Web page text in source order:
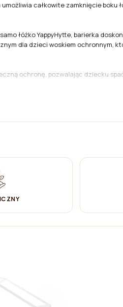
całkowite zamknięcie boku
łóżko YappyHytte, barierka
dla dzieci woskiem ochronnym,
ochronę, pozwalając dziecku